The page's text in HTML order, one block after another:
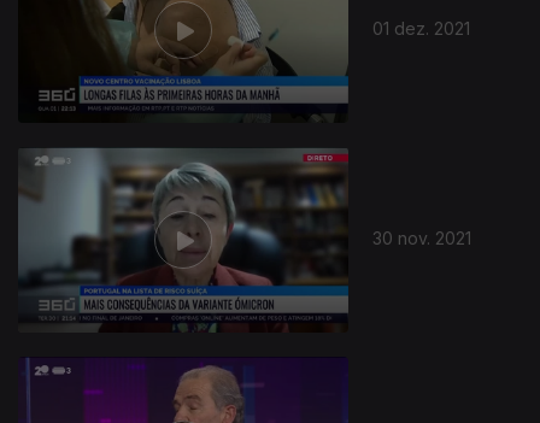
01 dez. 2021
30 nov. 2021